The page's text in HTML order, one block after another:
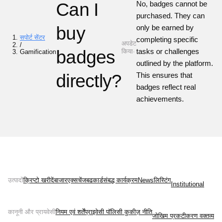
सपोर्ट सेंटर
/
Gamification
Can I
buy
badges
directly?
अपडेट
किया·
No, badges cannot be
purchased. They can
only be earned by
completing specific
tasks or challenges
outlined by the platform.
This ensures that
badges reflect real
achievements.
उत्पादोंक्रिप्टो खरीदेंबाजारएक्सचेंजबढकार्डसंबद्ध कार्यक्रमNewsलिस्टिंग
Institutional
कानूनी और प्रायवेसीनियम एवं शर्तेंप्राइवेसी पॉलिसी कुकीज़ नीति
जोखिम प्रकटीकरण वक्तव्य